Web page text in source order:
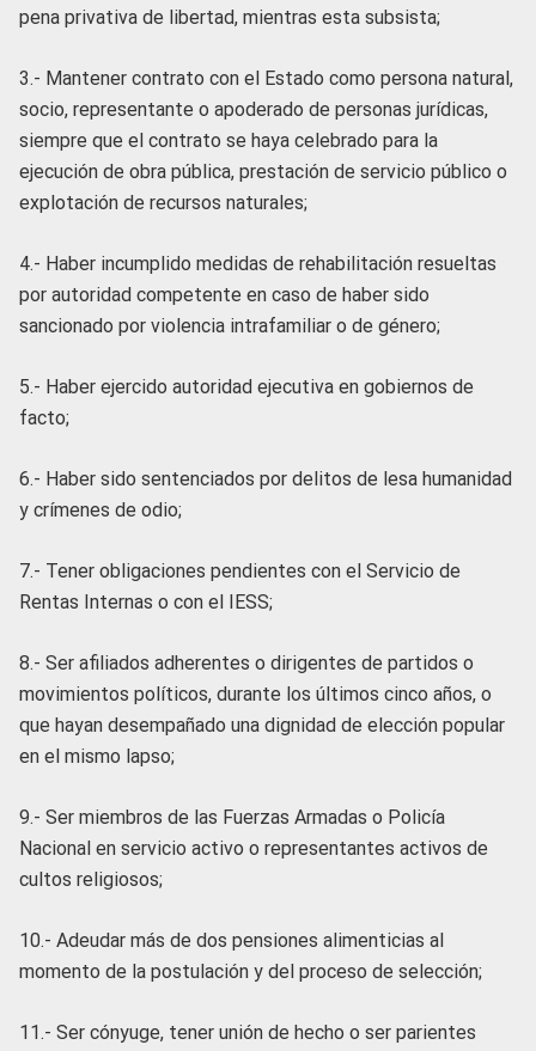
pena privativa de libertad, mientras esta subsista;
3.- Mantener contrato con el Estado como persona natural,
socio, representante o apoderado de personas jurídicas,
siempre que el contrato se haya celebrado para la
ejecución de obra pública, prestación de servicio público o
explotación de recursos naturales;
4.- Haber incumplido medidas de rehabilitación resueltas
por autoridad competente en caso de haber sido
sancionado por violencia intrafamiliar o de género;
5.- Haber ejercido autoridad ejecutiva en gobiernos de
facto;
6.- Haber sido sentenciados por delitos de lesa humanidad
y crímenes de odio;
7.- Tener obligaciones pendientes con el Servicio de
Rentas Internas o con el IESS;
8.- Ser afiliados adherentes o dirigentes de partidos o
movimientos políticos, durante los últimos cinco años, o
que hayan desempañado una dignidad de elección popular
en el mismo lapso;
9.- Ser miembros de las Fuerzas Armadas o Policía
Nacional en servicio activo o representantes activos de
cultos religiosos;
10.- Adeudar más de dos pensiones alimenticias al
momento de la postulación y del proceso de selección;
11.- Ser cónyuge, tener unión de hecho o ser parientes